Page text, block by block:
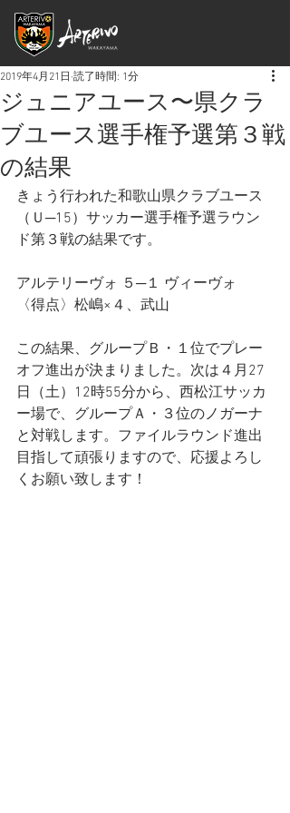
ジュニアユース〜県クラ
ブユース選手権予選第３戦
の結果
2019年4月21日 読了時間: 1分
きょう行われた和歌山県クラブユース
（Ｕ─15）サッカー選手権予選ラウン
ド第３戦の結果です。
アルテリーヴォ ５─１ ヴィーヴォ
〈得点〉松嶋×４、武山
この結果、グループＢ・１位でプレー
オフ進出が決まりました。次は４月27
日（土）12時55分から、西松江サッカ
ー場で、グループＡ・３位のノガーナ
と対戦します。ファイルラウンド進出
目指して頑張りますので、応援よろし
くお願い致します！